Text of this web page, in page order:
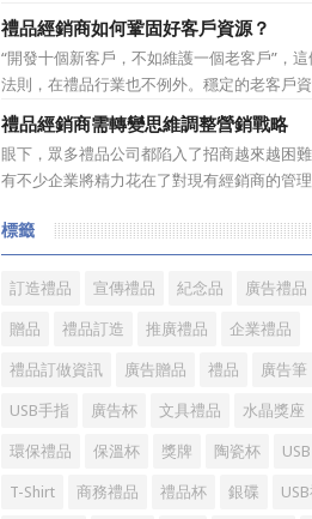
選。當你還在髮愁老爸生日禮物送什麼的時候
帶就是非常不錯的選擇。但是真皮皮帶如果疏
黯然失色，出現裂痕和破損的痕跡，今天小
真皮皮帶的注意事項...
禮品經銷商如何鞏固好客戶資源？
“開發十個新客戶，不如維護一個老客戶”，
法則，在禮品行業也不例外。穩定的老客戶
禮品經銷商變得更加有效率，而且也是保持業
方式。成功的經銷商是從保持並鞏固現有顧客
增加新顧客，這樣才能使銷售額越來越多，
好，老客戶的數量當...
禮品經銷商需轉變思維調整營銷戰略
眼下，眾多禮品公司都陷入了招商越來越困
有不少企業將精力花在了對現有經銷商的管
要求，若不能儘快地調整和適應，可以預料
思維的經銷商必將為禮品行業所淘汰。
是最為典型的生...
標籤
訂造禮品 宣傳禮品 紀念品 廣告禮品
贈品 禮品訂造 推廣禮品 企業禮品
禮品訂做資訊 廣告贈品 禮品 廣告筆
USB手指 廣告杯 文具禮品 水晶獎座
環保禮品 保溫杯 獎牌 陶瓷杯
T-Shirt 商務禮品 禮品杯 銀碟